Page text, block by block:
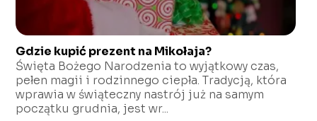
Gdzie kupić prezent na Mikołaja?
Święta Bożego Narodzenia to wyjątkowy czas,
pełen magii i rodzinnego ciepła. Tradycją, która
wprawia w świąteczny nastrój już na samym
początku grudnia, jest wr...